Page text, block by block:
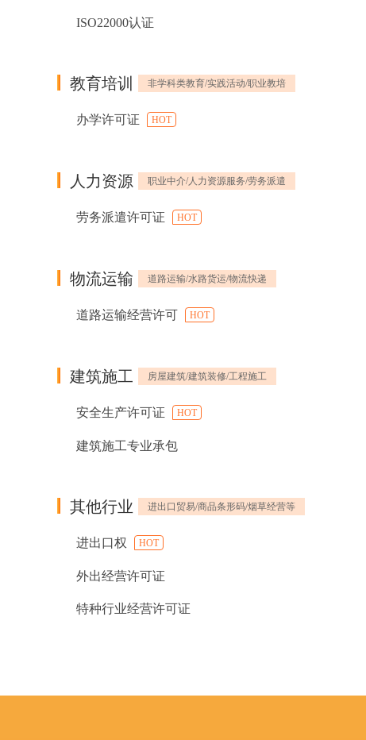
ISO22000认证
教育培训 非学科类教育/实践活动/职业教培
办学许可证 HOT
人力资源 职业中介/人力资源服务/劳务派遣
劳务派遣许可证 HOT
物流运输 道路运输/水路货运/物流快递
道路运输经营许可 HOT
建筑施工 房屋建筑/建筑装修/工程施工
安全生产许可证 HOT
建筑施工专业承包
其他行业 进出口贸易/商品条形码/烟草经营等
进出口权 HOT
外出经营许可证
特种行业经营许可证